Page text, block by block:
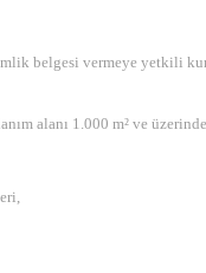
belgesi vermeye yetkili
alanı 1.000 m² ve